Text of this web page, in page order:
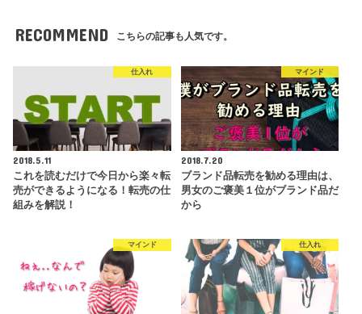
RECOMMEND こちらの記事も人気です。
仕入れ
2018.5.11
これを読むだけで今日から楽々転
売ができるようになる！転売の仕
組みを解説！
マインド
2018.7.20
ブランド品転売を勧める理由は、
男女のご褒美１位がブランド品だ
から
マインド 仕入れ